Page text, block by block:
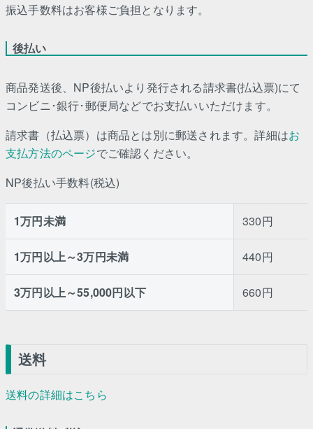
振込手数料はお客様ご負担となります。
後払い
商品発送後、NP後払いより発行される請求書(払込票)にて
コンビニ･銀行･郵便局などでお支払いいただけます。
請求書（払込票）は商品とは別に郵送されます。詳細はお
支払方法のページでご確認ください。
NP後払い手数料(税込)
1万円未満 330円
1万円以上～3万円未満 440円
3万円以上～55,000円以下 660円
送料
送料の詳細はこちら